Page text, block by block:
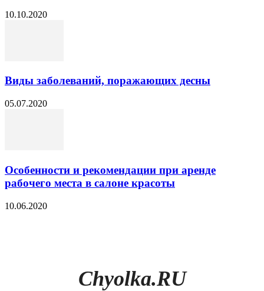
10.10.2020
Виды заболеваний, поражающих десны
05.07.2020
Особенности и рекомендации при аренде
рабочего места в салоне красоты
10.06.2020
Chyolka.RU